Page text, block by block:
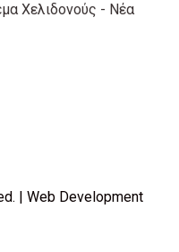
Χελιδονούς - Νέα
| Web Development